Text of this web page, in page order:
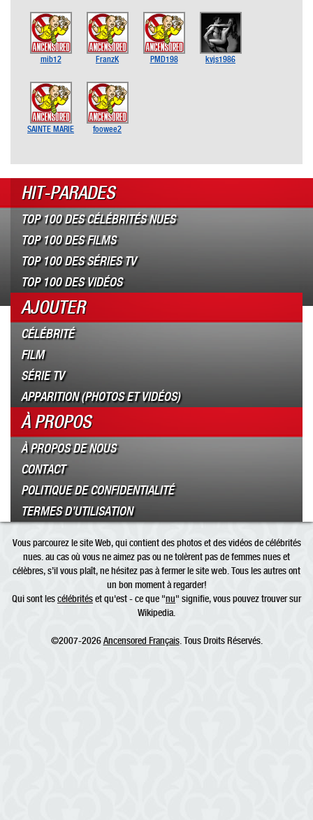
mib12 FranzK PMD198 kvjs1986
SAINTE MARIE foowee2
HIT-PARADES
TOP 100 DES CÉLÉBRITÉS NUES
TOP 100 DES FILMS
TOP 100 DES SÉRIES TV
TOP 100 DES VIDÉOS
AJOUTER
CÉLÉBRITÉ
FILM
SÉRIE TV
APPARITION (PHOTOS ET VIDÉOS)
À PROPOS
À PROPOS DE NOUS
CONTACT
POLITIQUE DE CONFIDENTIALITÉ
TERMES D’UTILISATION
Vous parcourez le site Web, qui contient des photos et des vidéos de célébrités
nues. au cas où vous ne aimez pas ou ne tolèrent pas de femmes nues et
célèbres, s’il vous plaît, ne hésitez pas à fermer le site web. Tous les autres ont
un bon moment à regarder!
Qui sont lescélébritéset qu'est - ce que "nu" signifie, vous pouvez trouver sur
Wikipedia.
©2007-2026Ancensored Français. Tous Droits Réservés.